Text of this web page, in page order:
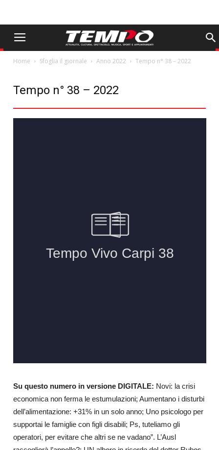
Home Sfoglia il giornale Anno 2022 Tempo n° 38 – 2022
Tempo n° 38 – 2022
Su questo numero in versione DIGITALE: Novi: la crisi
economica non ferma le estumulazioni; Aumentano i disturbi
dell’alimentazione: +31% in un solo anno; Uno psicologo per
supportai le famiglie con figli disabili; Ps, tuteliamo gli
operatori, per evitare che altri se ne vadano”. L’Ausl